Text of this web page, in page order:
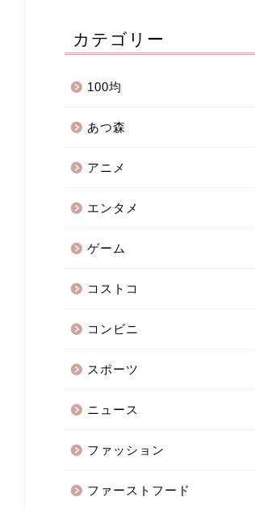
カテゴリー
100均
あつ森
アニメ
エンタメ
ゲーム
コストコ
コンビニ
スポーツ
ニュース
ファッション
ファーストフード